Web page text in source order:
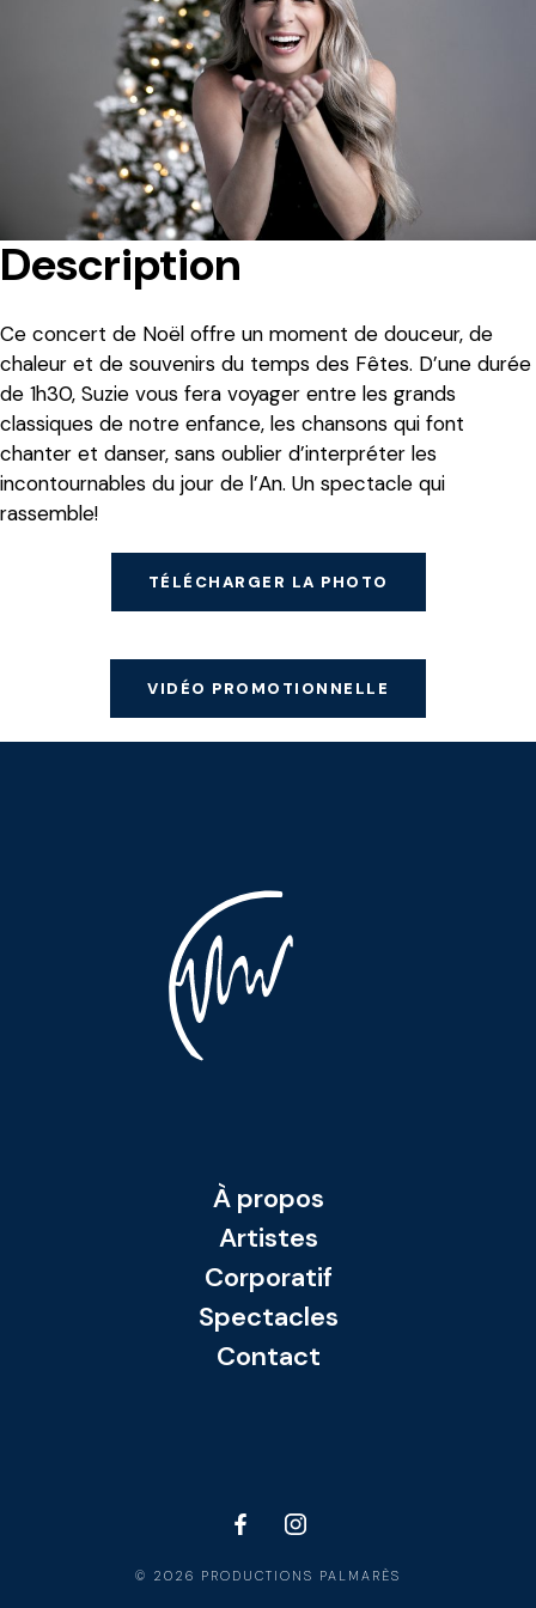
Description
Ce concert de Noël offre un moment de douceur, de
chaleur et de souvenirs du temps des Fêtes. D’une durée
de 1h30, Suzie vous fera voyager entre les grands
classiques de notre enfance, les chansons qui font
chanter et danser, sans oublier d’interpréter les
incontournables du jour de l’An. Un spectacle qui
rassemble!
TÉLÉCHARGER LA PHOTO
VIDÉO PROMOTIONNELLE
À propos
Artistes
Corporatif
Spectacles
Contact
© 2026 PRODUCTIONS PALMARÈS